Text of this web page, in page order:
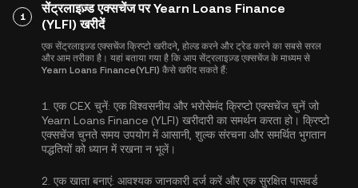
1
सेंट्रलाइज़्ड एक्सचेंज पर Yearn Loans Finance
(YLFI) खरीदें
एक सेंट्रलाइज़्ड एक्सचेंज क्रिप्टो खरीदने, होल्ड करने और ट्रेड करने का सबसे सरल
और आम तरीका है। यहां बताया गया है कि आप सेंट्रलाइज़्ड एक्सचेंज के माध्यम से
Yearn Loans Finance(YLFI) कैसे खरीद सकते हैं:
1. एक CEX चुनें: एक विश्वसनीय और भरोसेमंद क्रिप्टो एक्सचेंज चुनें जो
Yearn Loans Finance (YLFI) खरीदारी का समर्थन करता हो। क्रिप्टो
एक्सचेंज चुनते समय उपयोग में आसानी, शुल्क संरचना और समर्थित भुगतान
पद्धतियों को ध्यान में रखना न भूलें।
2. एक खाता बनाएं: आवश्यक जानकारी दर्ज करें और एक सुरक्षित पासवर्ड